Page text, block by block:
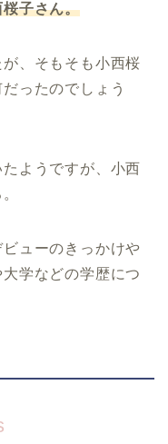
桜子さん。
、そもそも小西桜
ったのでしょう
ようですが、小西
ューのきっかけや
学などの学歴につ